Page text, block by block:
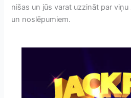
nišas un jūs varat uzzināt par
un noslēpumiem.